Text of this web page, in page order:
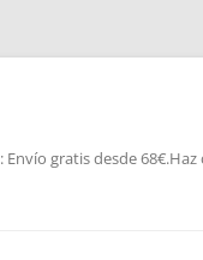
gratis desde 68€.Haz